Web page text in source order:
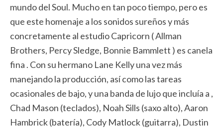
mundo del Soul. Mucho en tan poco tiempo, pero es
que este homenaje a los sonidos sureños y más
concretamente al estudio Capricorn ( Allman
Brothers, Percy Sledge, Bonnie Bammlett ) es canela
fina . Con su hermano Lane Kelly una vez más
manejando la producción, así como las tareas
ocasionales de bajo, y una banda de lujo que incluía a ,
Chad Mason (teclados), Noah Sills (saxo alto), Aaron
Hambrick (batería), Cody Matlock (guitarra), Dustin